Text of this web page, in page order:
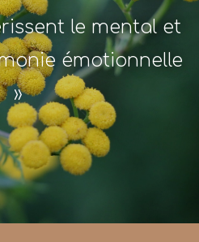
le mental et
émotionnelle
»